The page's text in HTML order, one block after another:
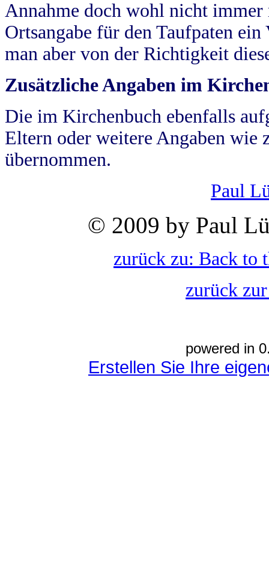
Annahme doch wohl nicht
Ortsangabe für den Taufpaten
man aber von der Richtigkeit
Zusätzliche Angaben im
Die im Kirchenbuch ebenfalls
Eltern oder weitere Angaben wie
übernommen.
Paul
© 2009 by Paul
zurück zu: Back to
zurück
powered in
Erstellen Sie Ihre